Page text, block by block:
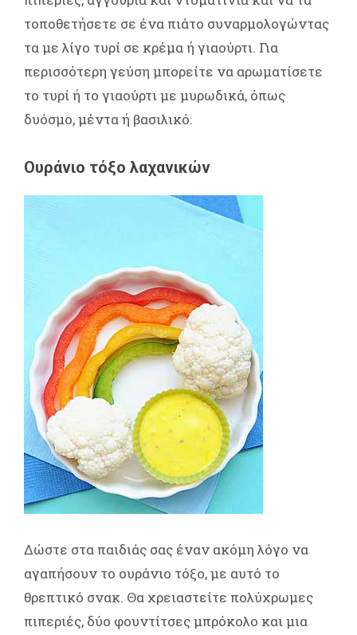
τοποθετήσετε σε ένα πιάτο συναρμολογώντας
τα με λίγο τυρί σε κρέμα ή γιαούρτι. Για
περισσότερη γεύση μπορείτε να αρωματίσετε
το τυρί ή το γιαούρτι με μυρωδικά, όπως
δυόσμο, μέντα ή βασιλικό.
Ουράνιο τόξο λαχανικών
Δώστε στα παιδιάς σας έναν ακόμη λόγο να
αγαπήσουν το ουράνιο τόξο, με αυτό το
θρεπτικό σνακ. Θα χρειαστείτε πολύχρωμες
πιπεριές, δύο φουντίτσες μπρόκολο και μια